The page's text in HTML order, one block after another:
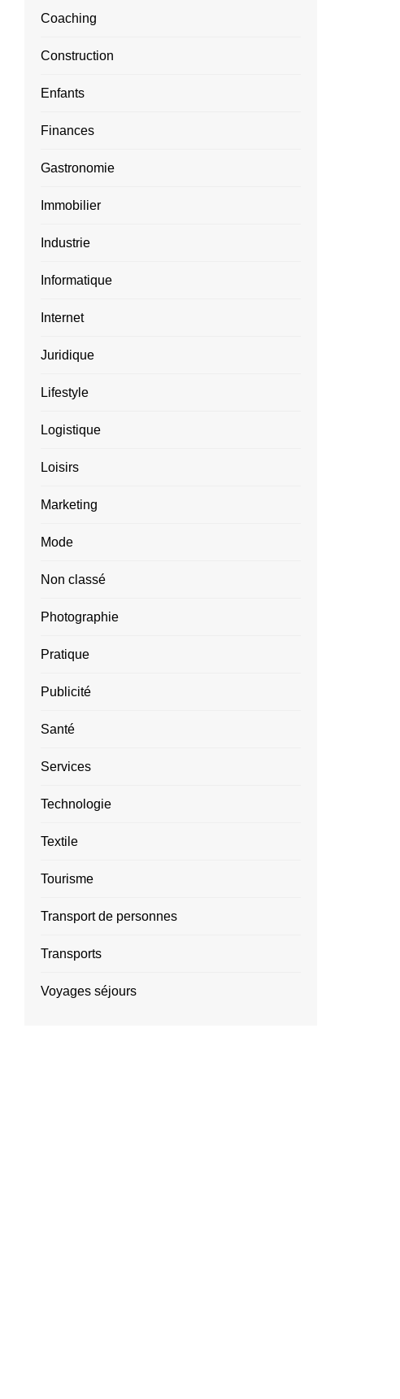
Coaching
Construction
Enfants
Finances
Gastronomie
Immobilier
Industrie
Informatique
Internet
Juridique
Lifestyle
Logistique
Loisirs
Marketing
Mode
Non classé
Photographie
Pratique
Publicité
Santé
Services
Technologie
Textile
Tourisme
Transport de personnes
Transports
Voyages séjours